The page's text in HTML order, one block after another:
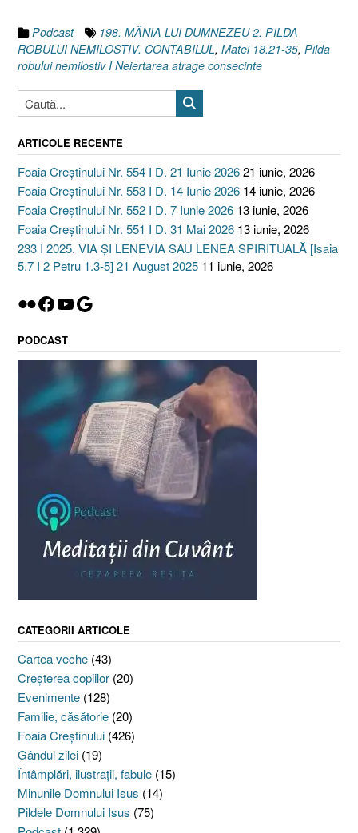
Podcast
198. MÂNIA LUI DUMNEZEU 2. PILDA
ROBULUI NEMILOSTIV. CONTABILUL, Matei 18.21-35, Pilda
robului nemilostiv I Neiertarea atrage consecinte
ARTICOLE RECENTE
Foaia Creștinului Nr. 554 I D. 21 Iunie 202621 iunie, 2026
Foaia Creștinului Nr. 553 I D. 14 Iunie 2026 14 iunie, 2026
Foaia Creștinului Nr. 552 I D. 7 Iunie 2026 13 iunie, 2026
Foaia Creștinului Nr. 551 I D. 31 Mai 2026 13 iunie, 2026
233 I 2025. VIA ȘI LENEVIA SAU LENEA SPIRITUALĂ [Isaia
5.7 I 2 Petru 1.3-5] 21 August 2025 11 iunie, 2026
Flickr
Facebook
YouTube
Google
PODCAST
CATEGORII ARTICOLE
Cartea veche (43)
Creşterea copiilor (20)
Evenimente (128)
Familie, căsătorie (20)
Foaia Creştinului (426)
Gândul zilei (19)
Întâmplări, ilustraţii, fabule (15)
Minunile Domnului Isus (14)
Pildele Domnului Isus (75)